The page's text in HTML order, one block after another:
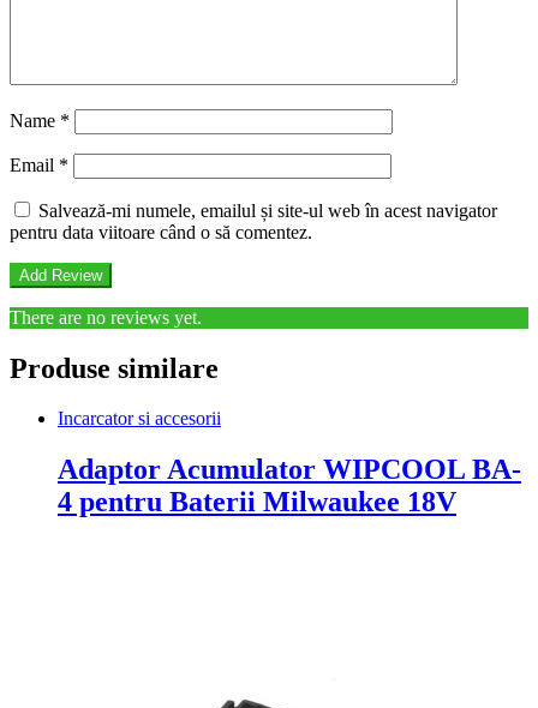
Name *
Email *
Salvează-mi numele, emailul și site-ul web în acest navigator
pentru data viitoare când o să comentez.
There are no reviews yet.
Produse similare
Incarcator si accesorii
Adaptor Acumulator WIPCOOL BA-
4 pentru Baterii Milwaukee 18V